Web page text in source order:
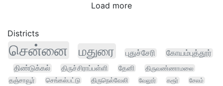
Load more
Districts
சென்னை மதுரை புதுச்சேரி கோயம்புத்தூர்
திண்டுக்கல் திருச்சிராப்பள்ளி தேனி திருவண்ணாமலை
தஞ்சாவூர் செங்கல்பட்டு திருநெல்வேலி வேலூர் கரூர்
சேலம்